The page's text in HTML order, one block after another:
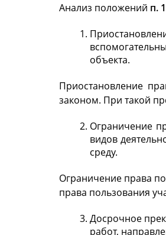
Анализ положений п.
объекта.
Приостановление
законом. При такой
Ограничение
видов
среду.
Ограничение права
права пользования
Досрочное
работ,